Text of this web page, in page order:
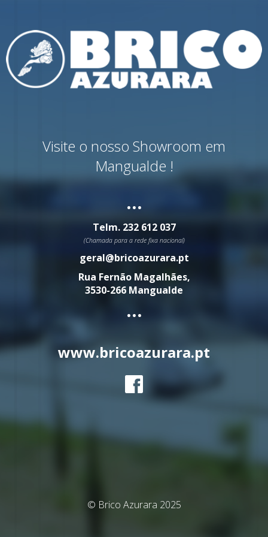
Visite o nosso Showroom em
Mangualde !
...
Telm. 232 612 037
(Chamada para a rede fixa nacional)
geral@bricoazurara.pt
Rua Fernão Magalhães,
3530-266 Mangualde
...
www.bricoazurara.pt
© Brico Azurara 2025